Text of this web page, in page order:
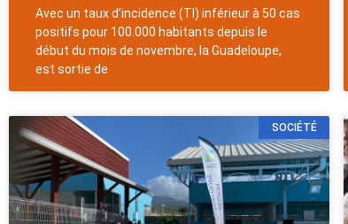
Avec un taux d’incidence (TI) inférieur à 50 cas
positifs pour 100.000 habitants depuis le
début du mois de novembre, la Guadeloupe,
est sortie de
SOCIÉTÉ